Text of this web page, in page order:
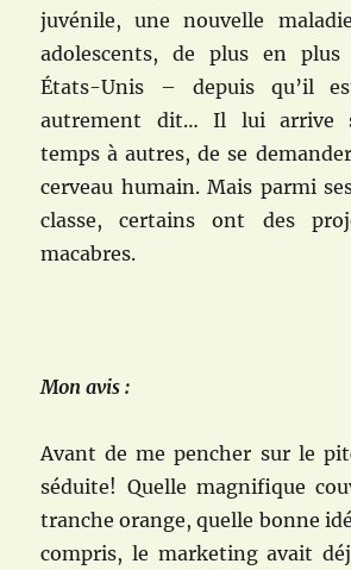
juvénile, une nouvelle
adolescents, de plus en plus
États-Unis – depuis qu’il
autrement dit… Il lui arrive
temps à autres, de se
cerveau humain. Mais parmi
classe, certains ont des
macabres.
Mon avis :
Avant de me pencher sur le
séduite! Quelle magnifique
tranche orange, quelle bonne
compris, le marketing avait